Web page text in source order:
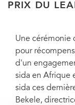
PRIX DU
Une cérémonie
pour
d'un
sida en Afrique
sida ces
Bekele,